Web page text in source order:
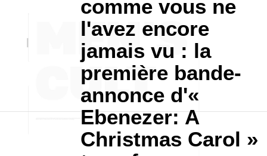
comme vous ne
l'avez encore
jamais vu : la
première bande-
annonce d'«
Ebenezer: A
Christmas Carol »